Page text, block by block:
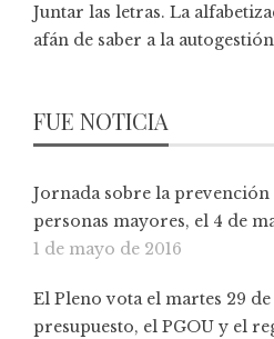
Juntar las letras. La
afán de saber a la autogestión
FUE NOTICIA
Jornada sobre la prevención
personas mayores, el 4 de
1 de mayo de 2016
El Pleno vota el martes 29
presupuesto, el PGOU y el